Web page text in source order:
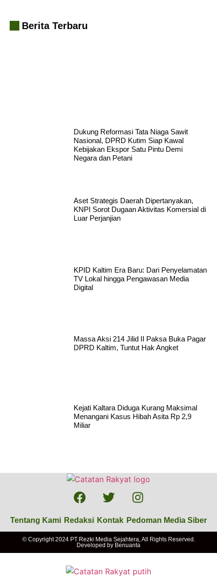
Berita Terbaru
Dukung Reformasi Tata Niaga Sawit
Nasional, DPRD Kutim Siap Kawal
Kebijakan Ekspor Satu Pintu Demi
Negara dan Petani
Aset Strategis Daerah Dipertanyakan,
KNPI Sorot Dugaan Aktivitas Komersial di
Luar Perjanjian
KPID Kaltim Era Baru: Dari Penyelamatan
TV Lokal hingga Pengawasan Media
Digital
Massa Aksi 214 Jilid II Paksa Buka Pagar
DPRD Kaltim, Tuntut Hak Angket
Kejati Kaltara Diduga Kurang Maksimal
Menangani Kasus Hibah Asita Rp 2,9
Miliar
Tentang Kami Redaksi Kontak Pedoman Media Siber
© Copyright 2024 PT Rezki Media Sejahtera, All Rights Reserved.
Developed by Benuanta